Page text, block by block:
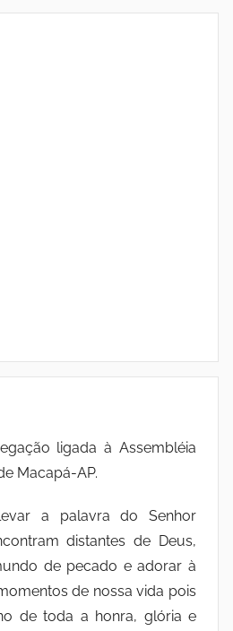
ligada à Assembléia
Macapá-AP.
a palavra do Senhor
distantes de Deus,
de pecado e adorar à
de nossa vida pois
de toda a honra, glória e